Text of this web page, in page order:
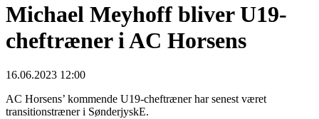
Michael Meyhoff bliver U19-
cheftræner i AC Horsens
16.06.2023 12:00
AC Horsens’ kommende U19-cheftræner har senest været
transitionstræner i SønderjyskE.